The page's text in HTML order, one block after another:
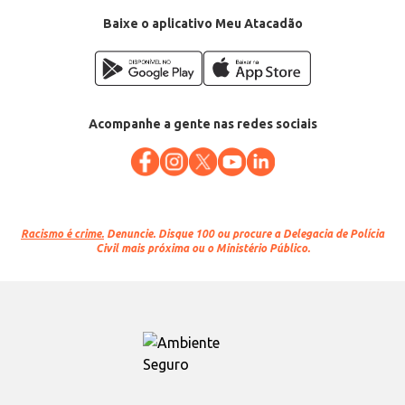
Baixe o aplicativo Meu Atacadão
Acompanhe a gente nas redes sociais
Racismo é crime. Denuncie. Disque 100 ou procure a Delegacia de Polícia
Civil mais próxima ou o Ministério Público.